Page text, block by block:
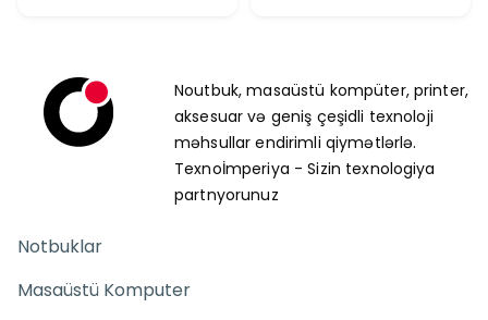
Noutbuk, masaüstü kompüter, printer,
aksesuar və geniş çeşidli texnoloji
məhsullar endirimli qiymətlərlə.
Texnoİmperiya - Sizin texnologiya
partnyorunuz
Notbuklar
Masaüstü Komputer